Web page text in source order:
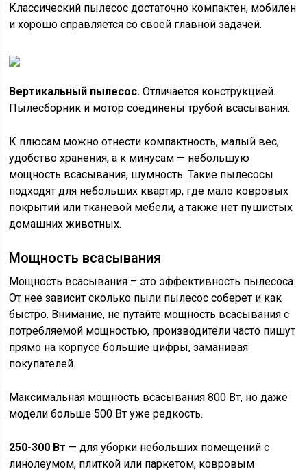
Классический пылесос достаточно компактен, мобилен
и хорошо справляется со своей главной задачей.
Вертикальный пылесос. Отличается конструкцией.
Пылесборник и мотор соединены трубой всасывания.
К плюсам можно отнести компактность, малый вес,
удобство хранения, а к минусам — небольшую
мощность всасывания, шумность. Такие пылесосы
подходят для небольших квартир, где мало ковровых
покрытий или тканевой мебели, а также нет пушистых
домашних животных.
Мощность всасывания
Мощность всасывания – это эффективность пылесоса.
От нее зависит сколько пыли пылесос соберет и как
быстро. Внимание, не путайте мощность всасывания с
потребляемой мощностью, производители часто пишут
прямо на корпусе большие цифры, заманивая
покупателей.
Максимальная мощность всасывания 800 Вт, но даже
модели больше 500 Вт уже редкость.
250-300 Вт — для уборки небольших помещений с
линолеумом, плиткой или паркетом, ковровым